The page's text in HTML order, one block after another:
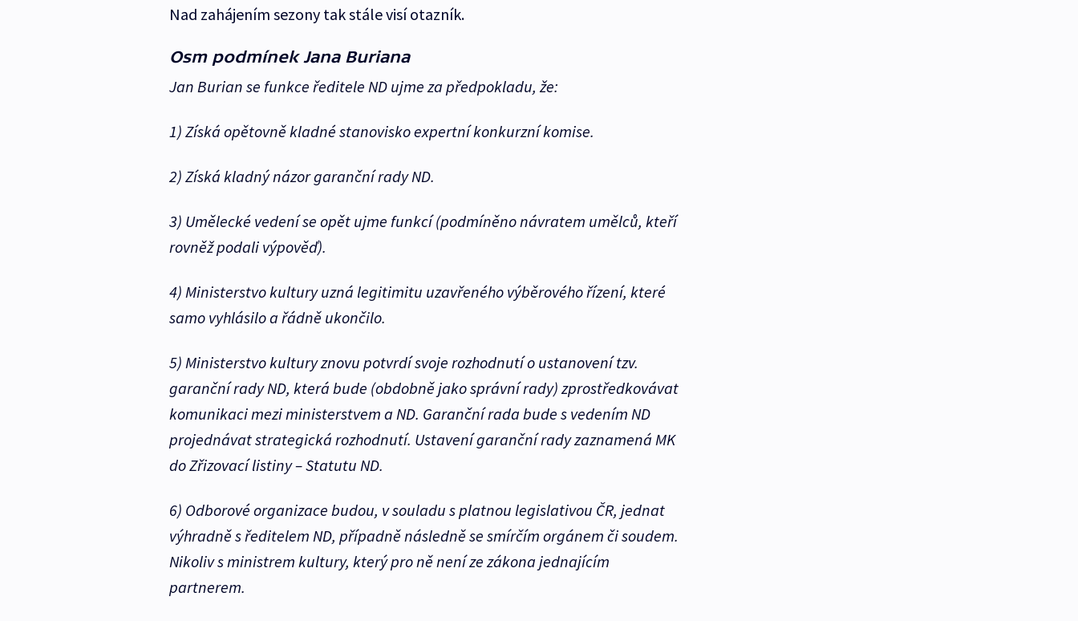
Nad zahájením sezony tak stále visí otazník.
Osm podmínek Jana Buriana
Jan Burian se funkce ředitele ND ujme za předpokladu, že:
1) Získá opětovně kladné stanovisko expertní konkurzní komise.
2) Získá kladný názor garanční rady ND.
3) Umělecké vedení se opět ujme funkcí (podmíněno návratem umělců, kteří
rovněž podali výpověď).
4) Ministerstvo kultury uzná legitimitu uzavřeného výběrového řízení, které
samo vyhlásilo a řádně ukončilo.
5) Ministerstvo kultury znovu potvrdí svoje rozhodnutí o ustanovení tzv.
garanční rady ND, která bude (obdobně jako správní rady) zprostředkovávat
komunikaci mezi ministerstvem a ND. Garanční rada bude s vedením ND
projednávat strategická rozhodnutí. Ustavení garanční rady zaznamená MK
do Zřizovací listiny – Statutu ND.
6) Odborové organizace budou, v souladu s platnou legislativou ČR, jednat
výhradně s ředitelem ND, případně následně se smírčím orgánem či soudem.
Nikoliv s ministrem kultury, který pro ně není ze zákona jednajícím
partnerem.